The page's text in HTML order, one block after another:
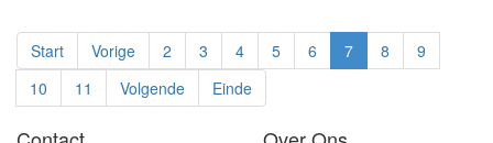
Start Vorige 2 3 4 5 6 7 8
9
10
11 Volgende Einde